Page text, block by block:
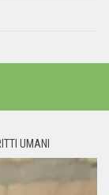
UMANI